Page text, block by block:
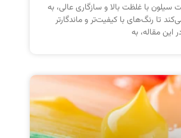
سیلون با غلظت بالا و سازگاری عالی، به
تا رنگ‌های با کیفیت‌تر و ماندگارتر
این مقاله، به